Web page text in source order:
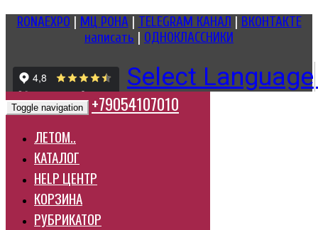
RONAEXPO МЦ РОНА| TELEGRAM КАНАЛ
ВКОНТАКТЕ
написать
ОДНОКЛАССНИКИ
Select Language
Toggle navigation +79054107010
ЛЕТОМ..
КАТАЛОГ
HELP ЦЕНТР
КОРЗИНА
РУБРИКАТОР